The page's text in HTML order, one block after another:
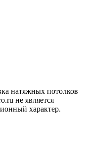
натяжных потолков
не является
характер.